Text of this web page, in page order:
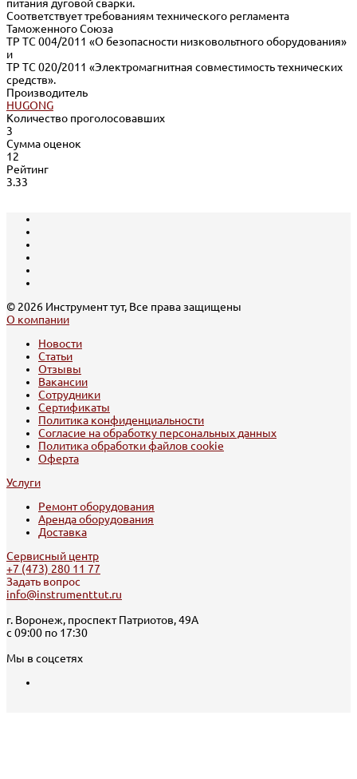
питания дуговой сварки.
Соответствует требованиям технического регламента
Таможенного Союза
ТР ТС 004/2011 «О безопасности низковольтного оборудования»
и
ТР ТС 020/2011 «Электромагнитная совместимость технических
средств».
Производитель
HUGONG
Количество проголосовавших
3
Сумма оценок
12
Рейтинг
3.33
© 2026 Инструмент тут, Все права защищены
О компании
Новости
Статьи
Отзывы
Вакансии
Сотрудники
Сертификаты
Политика конфиденциальности
Согласие на обработку персональных данных
Политика обработки файлов cookie
Оферта
Услуги
Ремонт оборудования
Аренда оборудования
Доставка
Сервисный центр
+7 (473) 280 11 77
Задать вопрос
info@instrumenttut.ru
г. Воронеж, проспект Патриотов, 49А
с 09:00 по 17:30
Мы в соцсетях